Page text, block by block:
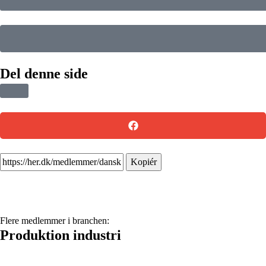
Del denne side
Kopiér
Flere medlemmer i branchen:
Produktion industri